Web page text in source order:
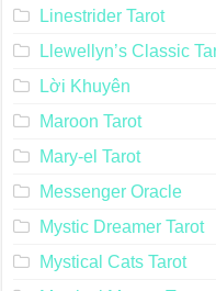
Linestrider Tarot
Llewellyn’s Classic
Lời Khuyên
Maroon Tarot
Mary-el Tarot
Messenger Oracle
Mystic Dreamer Tarot
Mystical Cats Tarot